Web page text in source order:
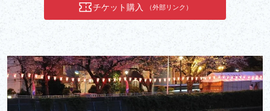
チケット購入 （外部リンク）